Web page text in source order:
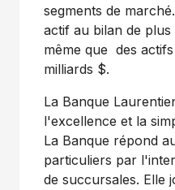
segments de
actif au bilan de
même que des
milliards $.
La Banque
l'excellence et la
La Banque répond
particuliers par
de succursales. Elle